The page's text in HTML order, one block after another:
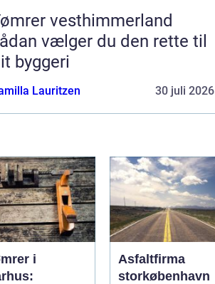
vesthimmerland
vælger du den rette til
byggeri
Lauritzen 30 juli 2026
i
Asfaltfirma
storkøbenhavn